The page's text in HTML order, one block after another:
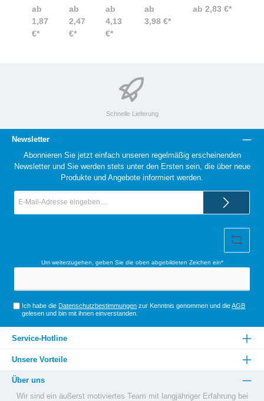
-Set
indiv
iduel
l
n
ab
1,87
€*
ene-
Set
mit
eige
o
ab
2,47
€*
&
Stich
e mit
Logo
ab
4,13
€*
Hilfe
Set mit
individ
ab
3,98 €*
r Set mit
eigenem
ab 2,83 €*
Schnelle Lieferung
Newsletter
Abonnieren Sie jetzt einfach unseren regelmäßig erscheinenden
Newsletter und Sie werden stets unter den Ersten sein, die über neue
Produkte und Angebote informiert werden.
Um weiterzugehen, geben Sie die oben abgebildeten Zeichen ein*
Ich habe dieDatenschutzbestimmungen zur Kenntnis genommen und dieAGB
gelesen und bin mit ihnen einverstanden.
Service-Hotline
Unsere Vorteile
Über uns
Wir sind ein äußerst motiviertes Team mit langjähriger Erfahrung bei